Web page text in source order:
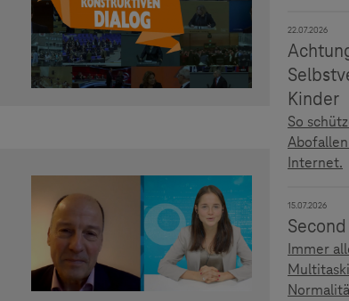
22.07.2026
Kinder
So
Internet.
15.07.2026
Immer